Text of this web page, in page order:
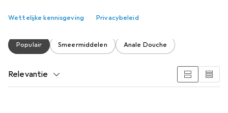
Wettelijke kennisgeving Privacybeleid
Populair Smeermiddelen Anale Douche
Relevantie